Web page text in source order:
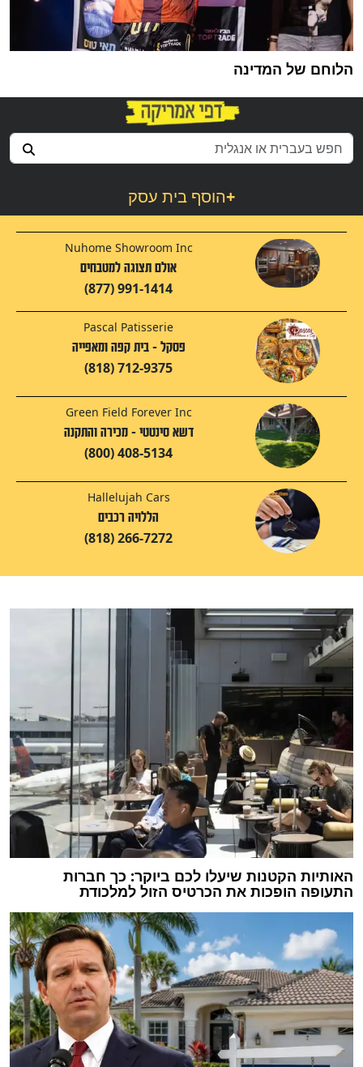
הלוחם של המדינה
הוסף בית עסק+
Nuhome Showroom Inc
אולם תצוגה למטבחים
(877) 991-1414
Pascal Patisserie
פסקל - בית קפה ומאפייה
(818) 712-9375
Green Field Forever Inc
דשא סינטטי - מכירה והתקנה
(800) 408-5134
Hallelujah Cars
הללויה רכבים
(818) 266-7272
האותיות הקטנות שיעלו לכם ביוקר: כך חברות
התעופה הופכות את הכרטיס הזול למלכודת